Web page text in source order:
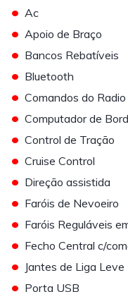
• Ac
• Apoio de Braço
• Bancos Rebatíveis
• Bluetooth
• Comandos do
• Computador de
• Control de Tração
• Cruise Control
• Direção assistida
• Faróis de Nevoeiro
• Faróis Reguláveis
• Fecho Central c/
• Jantes de Liga Leve
• Porta USB